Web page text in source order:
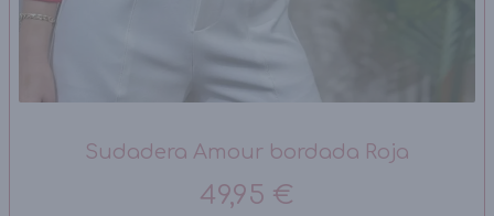
Sudadera Amour bordada Roja
49,95 €